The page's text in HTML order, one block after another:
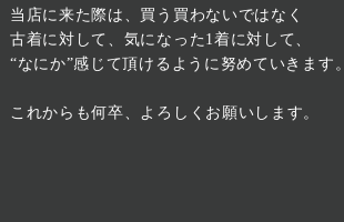
当店に来た際は、買う買わないではなく
古着に対して、気になった1着に対して、
“なにか”感じて頂けるように努めていきます。
これからも何卒、よろしくお願いします。